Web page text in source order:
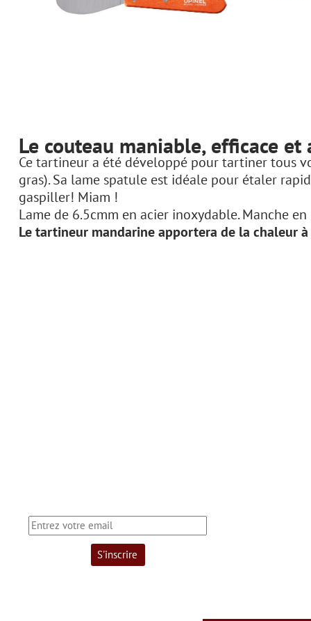
Le couteau maniable, efficace
Ce tartineur a été développé pour tartiner tous
gras). Sa lame spatule est idéale pour étaler
gaspiller! Miam !
Lame de 6.5cmm en acier inoxydable. Manche
Le tartineur mandarine apportera de la chaleur